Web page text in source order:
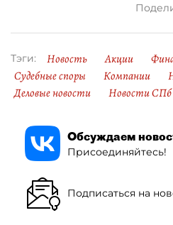
Тэги: Новость Акции
Судебные споры
Компании
Деловые новости
Новости СПб
Обсуждаем
Присоединяйтесь!
Подписаться на